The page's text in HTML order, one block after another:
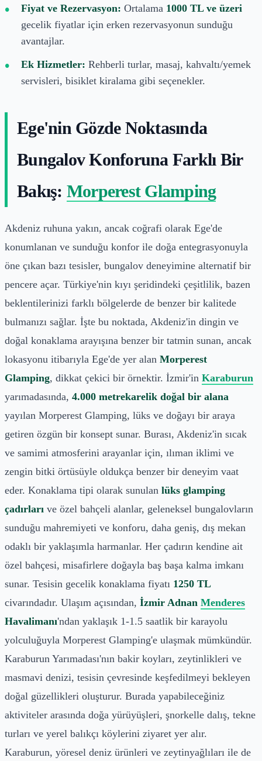
Fiyat ve Rezervasyon: Ortalama 1000 TL ve üzeri
gecelik fiyatlar için erken rezervasyonun sunduğu
avantajlar.
Ek Hizmetler: Rehberli turlar, masaj, kahvaltı/yemek
servisleri, bisiklet kiralama gibi seçenekler.
Ege'nin Gözde Noktasında
Bungalov Konforuna Farklı Bir
Bakış: Morperest Glamping
Akdeniz ruhuna yakın, ancak coğrafi olarak Ege'de
konumlanan ve sunduğu konfor ile doğa entegrasyonuyla
öne çıkan bazı tesisler, bungalov deneyimine alternatif bir
pencere açar. Türkiye'nin kıyı şeridindeki çeşitlilik, bazen
beklentilerinizi farklı bölgelerde de benzer bir kalitede
bulmanızı sağlar. İşte bu noktada, Akdeniz'in dingin ve
doğal konaklama arayışına benzer bir tatmin sunan, ancak
lokasyonu itibarıyla Ege'de yer alan Morperest
Glamping, dikkat çekici bir örnektir. İzmir'in Karaburun
yarımadasında, 4.000 metrekarelik doğal bir alana
yayılan Morperest Glamping, lüks ve doğayı bir araya
getiren özgün bir konsept sunar. Burası, Akdeniz'in sıcak
ve samimi atmosferini arayanlar için, ılıman iklimi ve
zengin bitki örtüsüyle oldukça benzer bir deneyim vaat
eder. Konaklama tipi olarak sunulan lüks glamping
çadırları ve özel bahçeli alanlar, geleneksel bungalovların
sunduğu mahremiyeti ve konforu, daha geniş, dış mekan
odaklı bir yaklaşımla harmanlar. Her çadırın kendine ait
özel bahçesi, misafirlere doğayla baş başa kalma imkanı
sunar. Tesisin gecelik konaklama fiyatı 1250 TL
civarındadır. Ulaşım açısından, İzmir Adnan Menderes
Havalimanı'ndan yaklaşık 1-1.5 saatlik bir karayolu
yolculuğuyla Morperest Glamping'e ulaşmak mümkündür.
Karaburun Yarımadası'nın bakir koyları, zeytinlikleri ve
masmavi denizi, tesisin çevresinde keşfedilmeyi bekleyen
doğal güzellikleri oluşturur. Burada yapabileceğiniz
aktiviteler arasında doğa yürüyüşleri, şnorkelle dalış, tekne
turları ve yerel balıkçı köylerini ziyaret yer alır.
Karaburun, yöresel deniz ürünleri ve zeytinyağlıları ile de